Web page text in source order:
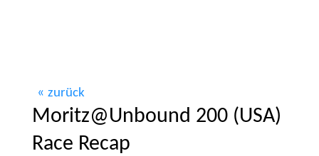
zurück
Moritz@Unbound 200 (USA)
Race Recap